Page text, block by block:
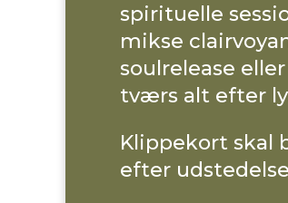
spirituelle
mikse
soulrelease
tværs alt efter
Klippekort skal
efter